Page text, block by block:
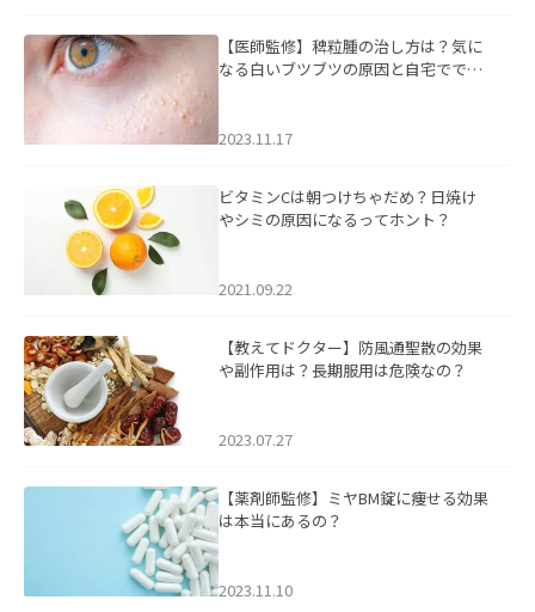
【医師監修】稗粒腫の治し方は？気に
なる白いブツブツの原因と自宅ででき
2023.11.17
ビタミンCは朝つけちゃだめ？日焼け
やシミの原因になるってホント？
2021.09.22
【教えてドクター】防風通聖散の効果
や副作用は？長期服用は危険なの？
2023.07.27
【薬剤師監修】ミヤBM錠に痩せる効果
は本当にあるの？
2023.11.10